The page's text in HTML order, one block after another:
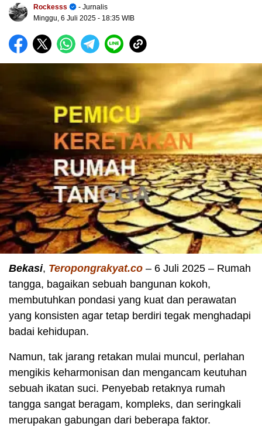
Rockesss
- Jurnalis
Minggu, 6 Juli 2025 - 18:35 WIB
Bekasi, Teropongrakyat.co – 6 Juli 2025 – Rumah
tangga, bagaikan sebuah bangunan kokoh,
membutuhkan pondasi yang kuat dan perawatan
yang konsisten agar tetap berdiri tegak menghadapi
badai kehidupan.
Namun, tak jarang retakan mulai muncul, perlahan
mengikis keharmonisan dan mengancam keutuhan
sebuah ikatan suci. Penyebab retaknya rumah
tangga sangat beragam, kompleks, dan seringkali
merupakan gabungan dari beberapa faktor.